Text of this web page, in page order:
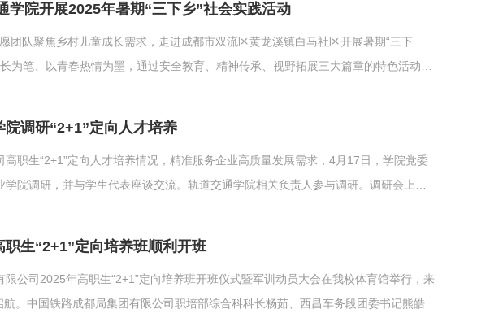
院开展2025年暑期“三下乡”社会实践活动
团队聚焦乡村儿童成长需求，走进成都市双流区黄龙溪镇白马社区开展暑期“三下
为笔、以青春热情为墨，通过安全教育、精神传承、视野拓展三大篇章的特色活动，
调研“2+1”定向人才培养
职生“2+1”定向人才培养情况，精准服务企业高质量发展需求，4月17日，学院党委
院调研，并与学生代表座谈交流。轨道交通学院相关负责人参与调研。调研会上，
生“2+1”定向培养班顺利开班
公司2025年高职生“2+1”定向培养班开班仪式暨军训动员大会在我校体育馆举行，来
。中国铁路成都局集团有限公司职培部综合科科长杨茹、西昌车务段团委书记熊皓及